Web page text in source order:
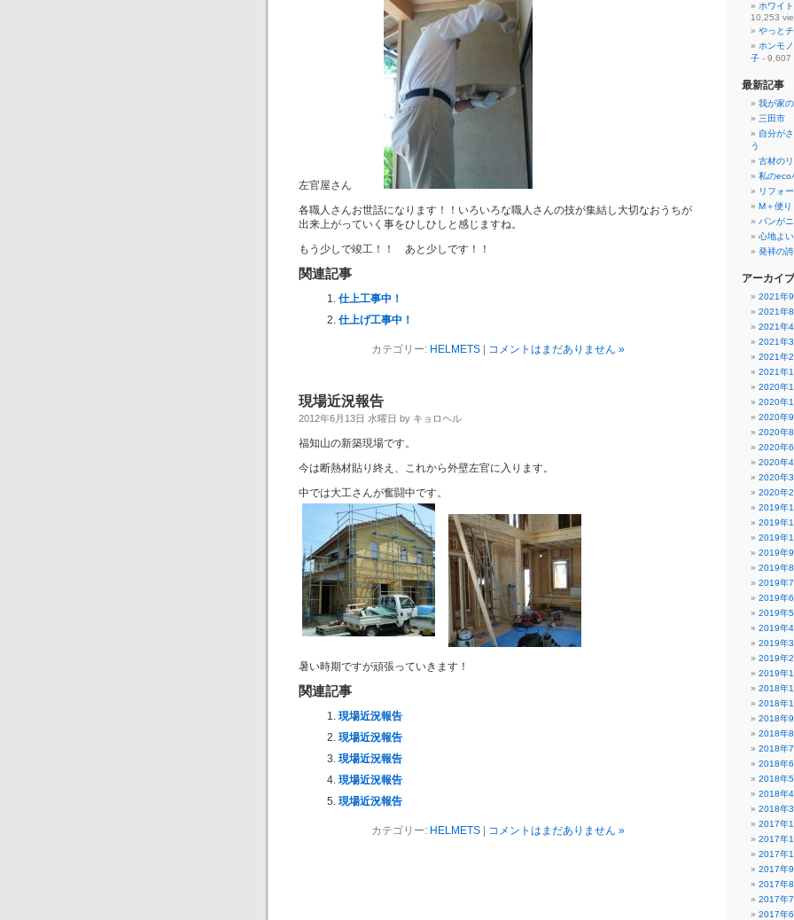
左官屋さん
各職人さんお世話になります！！いろいろな職人さんの技が集結し大切なおうちが
出来上がっていく事をひしひしと感じますね。
もう少しで竣工！！ あと少しです！！
関連記事
仕上工事中！
仕上げ工事中！
カテゴリー: HELMETS コメントはまだありません »
現場近況報告
2012年6月13日 水曜日 by キョロヘル
福知山の新築現場です。
今は断熱材貼り終え、これから外壁左官に入ります。
中では大工さんが奮闘中です。
暑い時期ですが頑張っていきます！
関連記事
現場近況報告
現場近況報告
現場近況報告
現場近況報告
現場近況報告
カテゴリー: HELMETS コメントはまだありません »
ホワイ
10,253
やっと
ホンモ
子 - 9,607
最新記事
我が家
三田市
自分が
う
古材の
私のeco
リフォ
М＋便り
パンが
心地よ
発祥の誇
アーカイブ
2021年9
2021年8
2021年4
2021年3
2021年2
2021年1
2020年
2020年
2020年9
2020年8
2020年6
2020年4
2020年3
2020年2
2019年
2019年
2019年
2019年9
2019年8
2019年7
2019年6
2019年5
2019年4
2019年3
2019年2
2019年1
2018年
2018年
2018年9
2018年8
2018年7
2018年6
2018年5
2018年4
2018年3
2017年
2017年
2017年
2017年9
2017年8
2017年7
2017年6